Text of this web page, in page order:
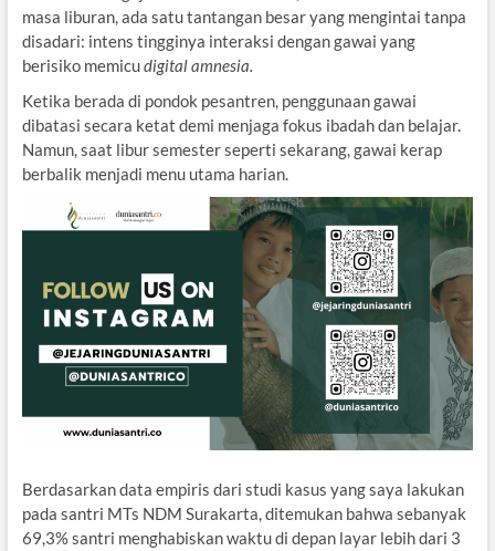
masa liburan, ada satu tantangan besar yang mengintai tanpa
disadari: intens tingginya interaksi dengan gawai yang
berisiko memicudigital amnesia.
Ketika berada di pondok pesantren, penggunaan gawai
dibatasi secara ketat demi menjaga fokus ibadah dan belajar.
Namun, saat libur semester seperti sekarang, gawai kerap
berbalik menjadi menu utama harian.
Berdasarkan data empiris dari studi kasus yang saya lakukan
pada santri MTs NDM Surakarta, ditemukan bahwa sebanyak
69,3% santri menghabiskan waktu di depan layar lebih dari 3